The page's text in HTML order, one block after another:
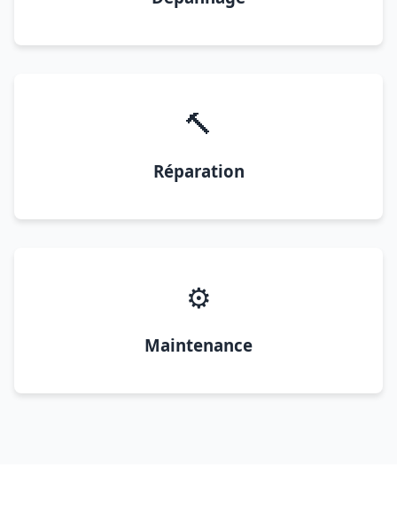
🔨
Réparation
⚙️
Maintenance